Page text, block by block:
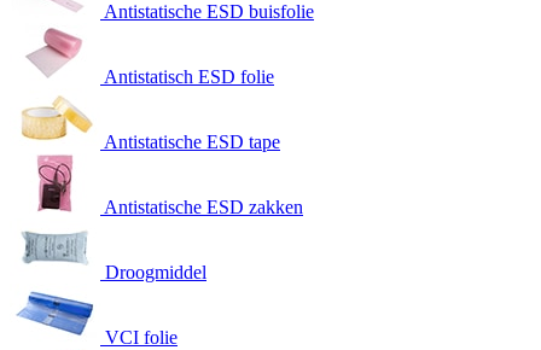
Antistatische ESD buisfolie
Antistatisch ESD folie
Antistatische ESD tape
Antistatische ESD zakken
Droogmiddel
VCI folie